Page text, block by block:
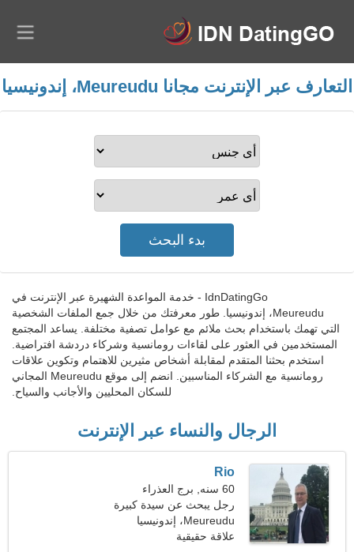
التعارف عبر الإنترنت مجانا Meureudu، إندونيسيا
IdnDatingGo - خدمة المواعدة الشهيرة عبر الإنترنت في
Meureudu، إندونيسيا. طور معرفتك من خلال جمع الملفات الشخصية
التي تهمك باستخدام بحث ملائم مع عوامل تصفية مختلفة. يساعد المجتمع
المستخدمين في العثور على لقاءات رومانسية وشركاء دردشة افتراضية.
استخدم بحثنا المتقدم لمقابلة أشخاص مثيرين للاهتمام وتكوين علاقات
رومانسية مع الشركاء المناسبين. انضم إلى موقع Meureudu المجاني
للسكان المحليين والأجانب والسياح.
الرجال والنساء عبر الإنترنت
Rio
60 سنه, برج العذراء
رجل يبحث عن سيدة كبيرة
48-57
Meureudu، إندونيسيا
علاقة حقيقية